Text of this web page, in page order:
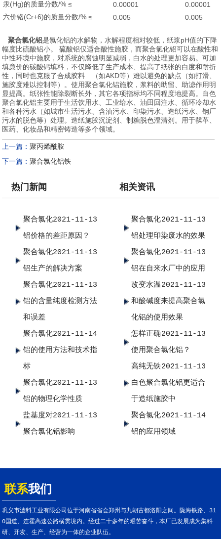
汞(Hg)的质量分数/% ≤
0.00001
0.00001
六价铬(Cr+6)的质量分数/% ≤
0.005 0.005
聚合氯化铝是氯化铝的水解物，水解程度相对较低，纸浆pH值的下降
幅度比硫酸铝小。 硫酸铝仅适合酸性施胶，而聚合氯化铝可以在酸性和
中性环境中施胶，对系统的腐蚀明显减弱，白水的处理更加容易。可加
填廉价的碳酸钙填料，不仅降低了生产成本、提高了纸张的白度和耐折
性，同时也克服了合成胶料 （如AKD等）难以避免的缺点（如打滑、
施胶度难以控制等）。使用聚合氯化铝施胶，浆料的助留、助滤作用明
显提高。纸张性能除裂断长外，其它各项指标均不同程度地提高。白色
聚合氯化铝主要用于生活饮用水、工业给水、油田回注水、循环冷却水
和各种污水（如城市生活污水、含油污水、印染污水、造纸污水、钢厂
污水的脱色等）处理。造纸施胶沉淀剂、制糖脱色澄清剂。用于鞣革、
医药、化妆品和精密铸造等多个领域。
上一篇：聚丙烯酰胺
下一篇：聚合氯化铝铁
热门新闻
2021-11-13
聚合氯化
铝价格的差距原因？
2021-11-13
聚合氯化
铝生产的解决方案
2021-11-13
聚合氯化
铝的含量纯度检测方法
和误差
2021-11-14
聚合氯化
铝的使用方法和技术指
标
2021-11-13
聚合氯化
铝的物理化学性质
2021-11-13
盐基度对
聚合氯化铝影响
相关资讯
2021-11-13
聚合氯化
铝处理印染废水的效果
2021-11-13
聚合氯化
铝在自来水厂中的应用
2021-11-13
改变水温
和酸碱度来提高聚合氯
化铝的使用效果
2021-11-13
怎样正确
使用聚合氯化铝？
2021-11-13
高纯无铁
白色聚合氯化铝更适合
于造纸施胶中
2021-11-14
聚合氯化
铝的应用领域
联系我们
巩义市滤料工业有限公司位于河南省省会郑州与九朝古都洛阳之间。陇海铁路、31
0国道、连霍高速公路横贯境内。经过二十多年的艰苦奋斗，本厂已发展成为集科
研、开发、生产、经营为一体的企业队伍。